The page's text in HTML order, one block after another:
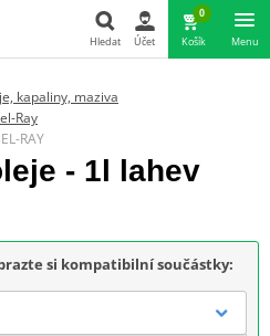
Hledat Účet
0
Košík Menu
kapaliny, maziva
Ray
RAY
- 1l lahev
si kompatibilní součástky: